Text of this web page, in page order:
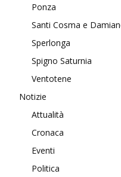
Ponza
Santi Cosma e
Sperlonga
Spigno Saturnia
Ventotene
Notizie
Attualità
Cronaca
Eventi
Politica